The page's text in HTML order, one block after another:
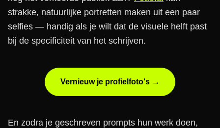
strakke, natuurlijke portretten maken uit een paar
selfies — handig als je wilt dat de visuele helft past
bij de specificiteit van het schrijven.
Vernieuw je profielfoto's →
En zodra je geschreven prompts hun werk doen,